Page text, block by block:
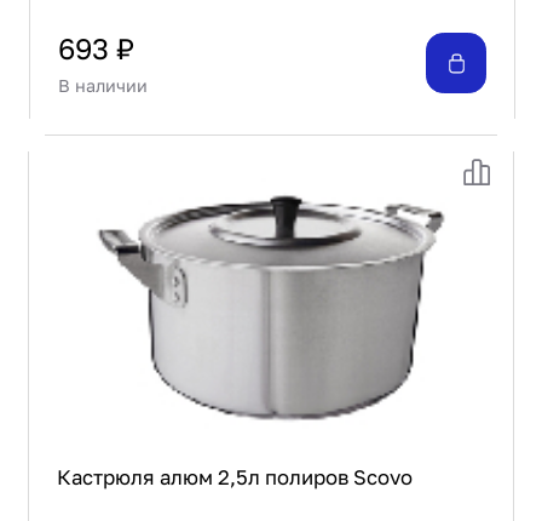
693 ₽
В наличии
Кастрюля алюм 2,5л полиров Scovo